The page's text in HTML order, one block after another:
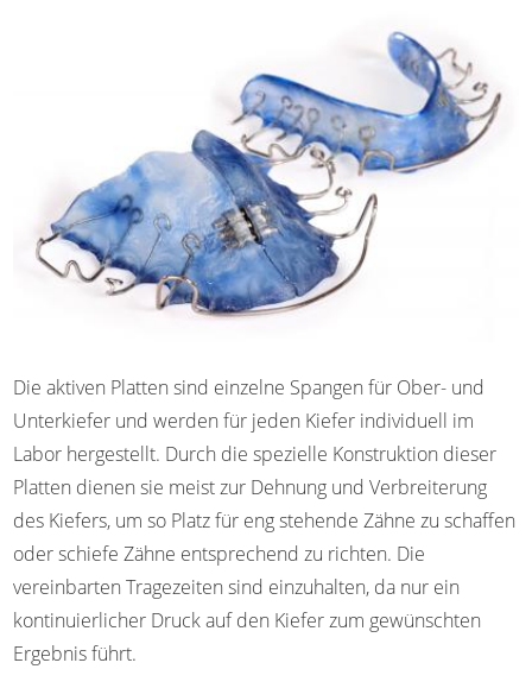
Die aktiven Platten sind einzelne Spangen für Ober- und
Unterkiefer und werden für jeden Kiefer individuell im
Labor hergestellt. Durch die spezielle Konstruktion dieser
Platten dienen sie meist zur Dehnung und Verbreiterung
des Kiefers, um so Platz für eng stehende Zähne zu schaffen
oder schiefe Zähne entsprechend zu richten. Die
vereinbarten Tragezeiten sind einzuhalten, da nur ein
kontinuierlicher Druck auf den Kiefer zum gewünschten
Ergebnis führt.